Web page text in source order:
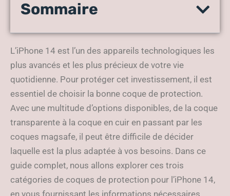
Le guide complet des
: quelle option choisir ?
Sommaire
L’iPhone 14 est l’un des appareils technologiques les
plus avancés et les plus précieux de votre vie
quotidienne. Pour protéger cet investissement, il est
essentiel de choisir la bonne coque de protection.
Avec une multitude d’options disponibles, de la coque
transparente à la coque en cuir en passant par les
coques magsafe, il peut être difficile de décider
laquelle est la plus adaptée à vos besoins. Dans ce
guide complet, nous allons explorer ces trois
catégories de coques de protection pour l’iPhone 14,
en vous fournissant les informations nécessaires